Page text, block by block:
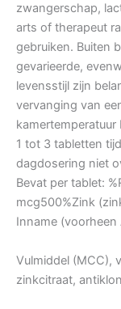
zwangerschap,
arts of therapeut
gebruiken. Buiten
gevarieerde,
levensstijl zijn
vervanging van
kamertemperatuur
1 tot 3 tabletten
dagdosering niet
Bevat per tablet:
mcg500%Zink
Inname (voorheen
Vulmiddel (MCC),
zinkcitraat,